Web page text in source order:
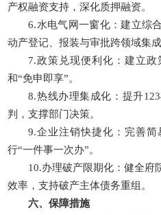
产权融资支持，深化质押融资。
6.水电气网一窗化：建立综
动产登记、报装与审批跨领域集成
7.政策兑现便利化：建立
和“免申即享”。
8.热线办理集成化：提升
判，支撑部门决策。
9.企业注销快捷化：完善
行“一件事一次办”。
10.办理破产限期化：健全府
效率，支持破产主体债务重组。
六、保障措施